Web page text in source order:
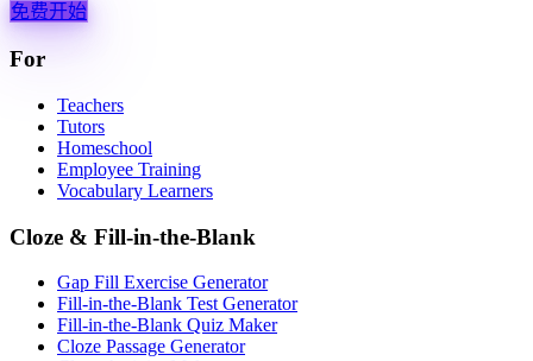
免费开始
For
Teachers
Tutors
Homeschool
Employee Training
Vocabulary Learners
Cloze & Fill-in-the-Blank
Gap Fill Exercise Generator
Fill-in-the-Blank Test Generator
Fill-in-the-Blank Quiz Maker
Cloze Passage Generator